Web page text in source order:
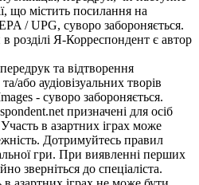
що містить посилання на
/ UPG, суворо забороняється.
розділі Я-Корреспондент є автор
та відтворення
або аудіовізуальних творів
- суворо забороняється.
призначені для осіб
в азартних іграх може
Дотримуйтесь правил
гри. При виявленні перших
зверніться до спеціаліста.